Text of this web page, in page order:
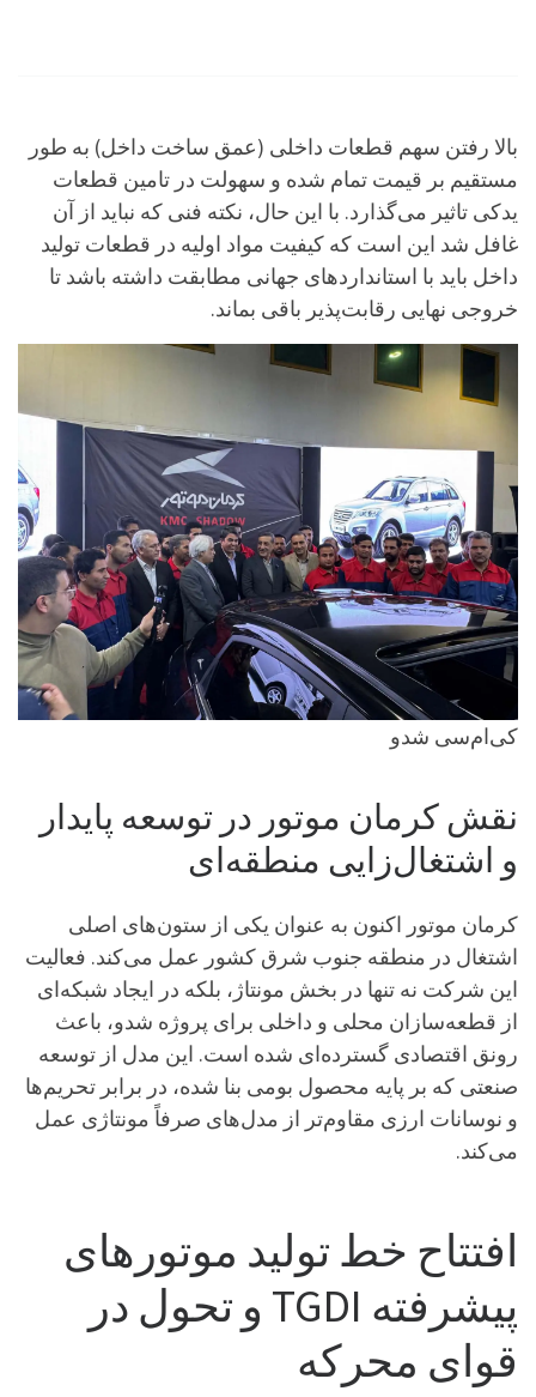
بالا رفتن سهم قطعات داخلی (عمق ساخت داخل) به طور
مستقیم بر قیمت تمام شده و سهولت در تامین قطعات
یدکی تاثیر می‌گذارد. با این حال، نکته فنی که نباید از آن
غافل شد این است که کیفیت مواد اولیه در قطعات تولید
داخل باید با استانداردهای جهانی مطابقت داشته باشد تا
خروجی نهایی رقابت‌پذیر باقی بماند.
کی‌ام‌سی شدو
نقش کرمان موتور در توسعه پایدار
و اشتغال‌زایی منطقه‌ای
کرمان موتور اکنون به عنوان یکی از ستون‌های اصلی
اشتغال در منطقه جنوب شرق کشور عمل می‌کند. فعالیت
این شرکت نه تنها در بخش مونتاژ، بلکه در ایجاد شبکه‌ای
از قطعه‌سازان محلی و داخلی برای پروژه شدو، باعث
رونق اقتصادی گسترده‌ای شده است. این مدل از توسعه
صنعتی که بر پایه محصول بومی بنا شده، در برابر تحریم‌ها
و نوسانات ارزی مقاوم‌تر از مدل‌های صرفاً مونتاژی عمل
می‌کند.
افتتاح خط تولید موتورهای
پیشرفته TGDI و تحول در
قوای محرکه